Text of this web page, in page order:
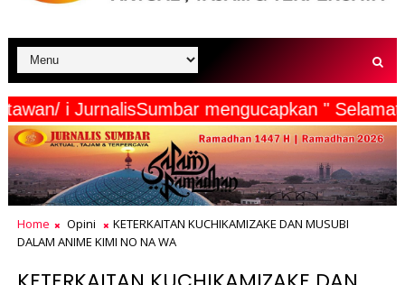
Wartawan/ i JurnalisSumbar mengucapkan "
Home Opini
KETERKAITAN KUCHIKAMIZAKE DAN MUSUBI
DALAM ANIME KIMI NO NA WA